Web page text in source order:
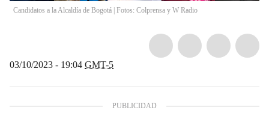
Candidatos a la Alcaldía de Bogotá | Fotos: Colprensa y W Radio
03/10/2023 - 19:04 GMT-5